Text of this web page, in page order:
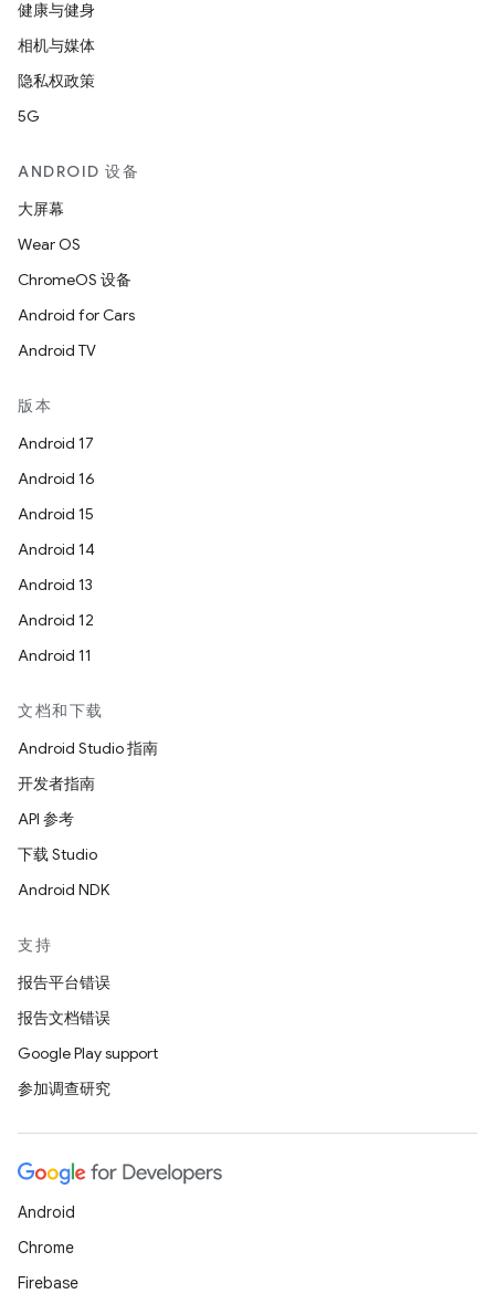
健康与健身
相机与媒体
隐私权政策
5G
ANDROID 设备
大屏幕
Wear OS
ChromeOS 设备
Android for Cars
Android TV
版本
Android 17
Android 16
Android 15
Android 14
Android 13
Android 12
Android 11
文档和下载
Android Studio 指南
开发者指南
API 参考
下载 Studio
Android NDK
支持
报告平台错误
报告文档错误
Google Play support
参加调查研究
Android
Chrome
Firebase